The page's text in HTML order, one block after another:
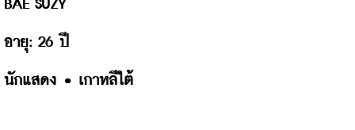
นักแสดง • เกาหลีใต้